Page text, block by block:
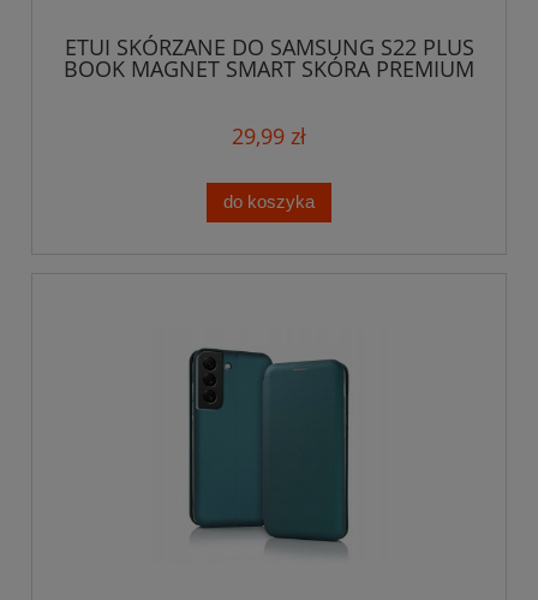
ETUI SKÓRZANE DO SAMSUNG S22 PLUS
BOOK MAGNET SMART SKÓRA PREMIUM
29,99 zł
do koszyka